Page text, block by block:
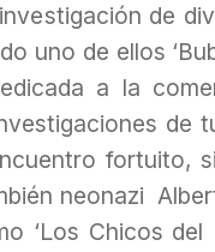
de
uno de ellos
a la
de
fortuito,
neonazi
‘Los Chicos del